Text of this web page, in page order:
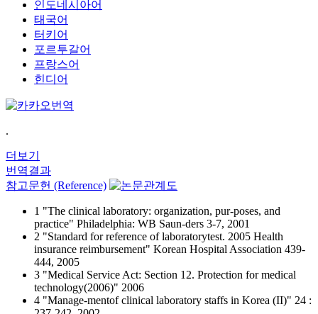
인도네시아어
태국어
터키어
포르투갈어
프랑스어
힌디어
.
더보기
번역결과
참고문헌 (Reference)
1 "The clinical laboratory: organization, pur-poses, and
practice" Philadelphia: WB Saun-ders 3-7, 2001
2 "Standard for reference of laboratorytest. 2005 Health
insurance reimbursement" Korean Hospital Association 439-
444, 2005
3 "Medical Service Act: Section 12. Protection for medical
technology(2006)" 2006
4 "Manage-mentof clinical laboratory staffs in Korea (II)" 24 :